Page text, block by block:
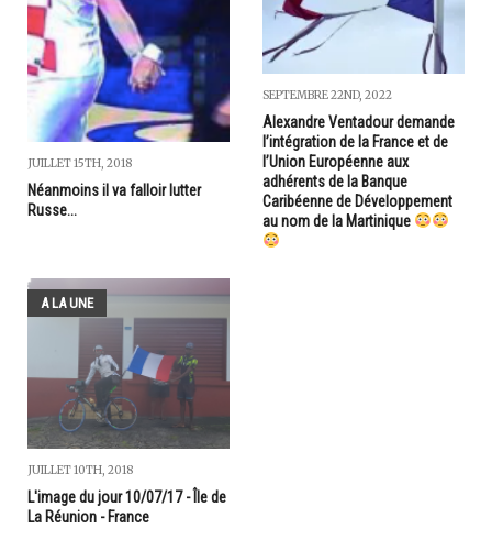
JUILLET 15TH, 2018
Néanmoins il va falloir lutter
Russe...
SEPTEMBRE 22ND, 2022
Alexandre Ventadour demande
l’intégration de la France et de
l’Union Européenne aux
adhérents de la Banque
Caribéenne de Développement
au nom de la Martinique
A LA UNE
JUILLET 10TH, 2018
L'image du jour 10/07/17 - Île de
La Réunion - France